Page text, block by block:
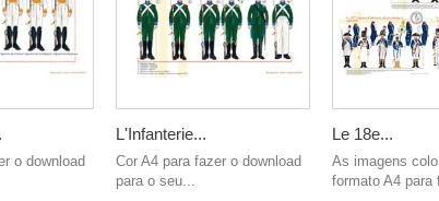
o download
L'Infanterie...
Cor A4 para fazer o download
para o seu...
Le 18e...
As imagens
formato A4 para